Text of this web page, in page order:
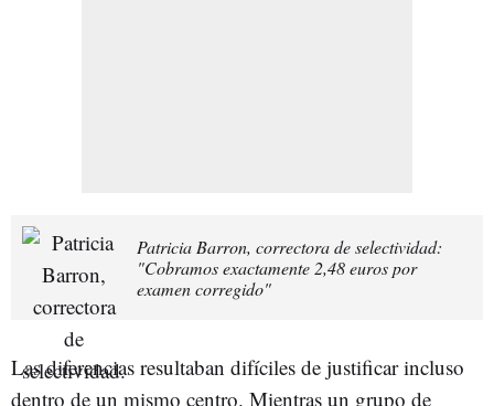
Patricia Barron, correctora de selectividad:
"Cobramos exactamente 2,48 euros por
examen corregido"
Las diferencias resultaban difíciles de justificar incluso
dentro de un mismo centro. Mientras un grupo de